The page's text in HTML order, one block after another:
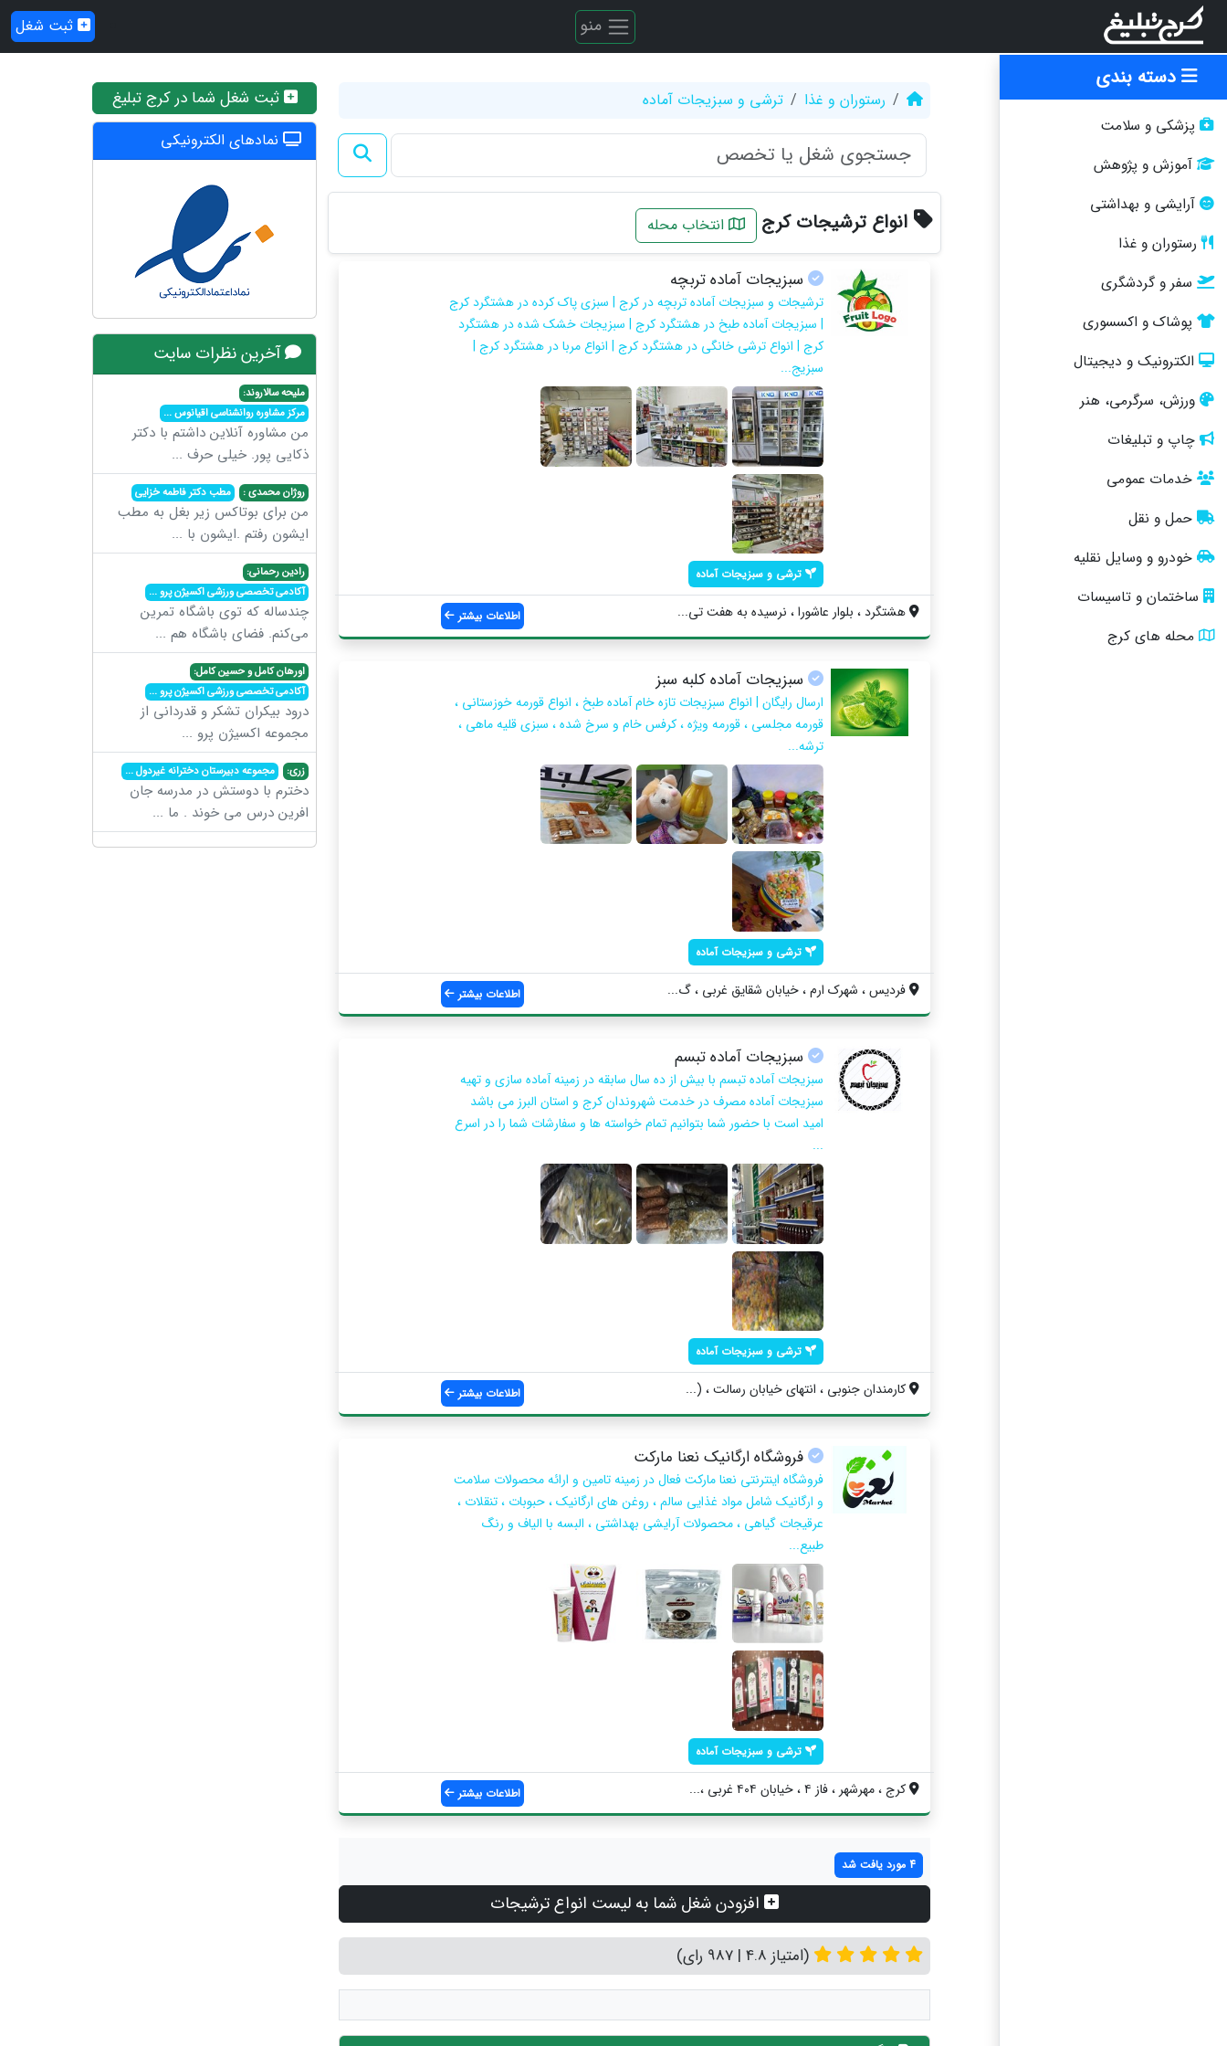
منو ثبت شغل
دسته بندی
پزشکی و سلامت
آموزش و پژوهش
آرایشی و بهداشتی
رستوران و غذا
سفر و گردشگری
پوشاک و اکسسوری
الکترونیک و دیجیتال
ورزش، سرگرمی، هنر
چاپ و تبلیغات
خدمات عمومی
حمل و نقل
خودرو و وسایل نقلیه
ساختمان و تاسیسات
محله های کرج
رستوران و غذا ترشی و سبزیجات آماده
انواع ترشیجات کرج انتخاب محله
سبزیجات آماده تربچه
ترشیجات و سبزیجات آماده تربچه در کرج | سبزی پاک کرده در هشتگرد کرج
| سبزیجات آماده طبخ در هشتگرد کرج | سبزیجات خشک شده در هشتگرد
کرج | انواع ترشی خانگی در هشتگرد کرج | انواع مربا در هشتگرد کرج |
سبزیج...
ترشی و سبزیجات آماده
هشتگرد ، بلوار عاشورا ، نرسیده به هفت تی... اطلاعات بیشتر
سبزیجات آماده کلبه سبز
ارسال رایگان | انواع سبزیجات تازه خام آماده طبخ ، انواع قورمه خوزستانی ،
قورمه مجلسی ، قورمه ویژه ، کرفس خام و سرخ شده ، سبزی قلیه ماهی ،
ترشه...
ترشی و سبزیجات آماده
فردیس ، شهرک ارم ، خیابان شقایق غربی ، گ... اطلاعات بیشتر
سبزیجات آماده تبسم
سبزیجات آماده تبسم با بیش از ده سال سابقه در زمینه آماده سازی و تهیه
سبزیجات آماده مصرف در خدمت شهروندان کرج و استان البرز می باشد
امید است با حضور شما بتوانیم تمام خواسته ها و سفارشات شما را در اسرع
...
ترشی و سبزیجات آماده
کارمندان جنوبی ، انتهای خیابان رسالت ، (... اطلاعات بیشتر
فروشگاه ارگانیک نعنا مارکت
فروشگاه اینترنتی نعنا مارکت فعال در زمینه تامین و ارائه محصولات سلامت
و ارگانیک شامل مواد غذایی سالم ، روغن های ارگانیک ، حبوبات ، تنقلات ،
عرقیجات گیاهی ، محصولات آرایشی بهداشتی ، البسه با الیاف و رنگ
طبیع...
ترشی و سبزیجات آماده
کرج ، مهرشهر ، فاز ۴ ، خیابان ۴۰۴ غربی ،... اطلاعات بیشتر
4 مورد یافت شد
افزودن شغل شما به لیست انواع ترشیجات
(امتیاز 4.8 | 987 رای)
ثبت شغل شما در کرج تبلیغ
نمادهای الکترونیکی
آخرین نظرات سایت
ملیحه سالاروند:
مرکز مشاوره روانشناسی اقیانوس...
من مشاوره آنلاین داشتم با دکتر
ذکایی پور. خیلی حرف ...
روژان محمدی : مطب دکتر فاطمه خزایی
من برای بوتاکس زیر بغل به مطب
ایشون رفتم .ایشون با ...
رادین رحمانی:
آکادمی تخصصی ورزشی اکسیژن پرو...
چندساله که توی باشگاه تمرین
می‌کنم. فضای باشگاه هم ...
اورهان کامل و حسین کامل:
آکادمی تخصصی ورزشی اکسیژن پرو...
درود بیکران تشکر و قدردانی از
مجموعه اکسیژن پرو ...
زری: مجموعه دبیرستان دخترانه غیردول...
دخترم با دوستش در مدرسه جان
افرین درس می خوند . ما ...